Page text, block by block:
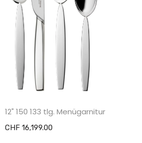
12" 150 133 tlg. Menügarnitur
CHF 16,199.00